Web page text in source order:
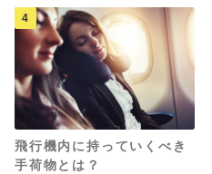
4
飛行機内に持っていくべき
手荷物とは？